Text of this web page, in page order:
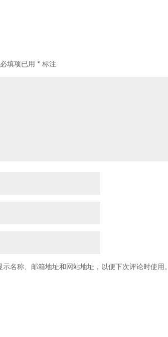
必填项已用 * 标注
名称、邮箱地址和网站地址，以便下次评论时使用。